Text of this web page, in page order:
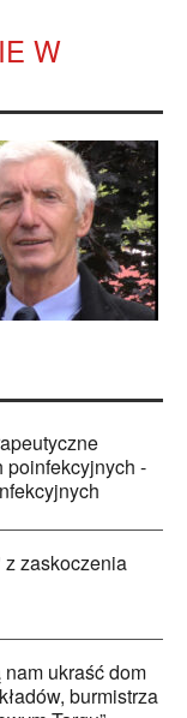
W
poinfekcyjnych -
zaskoczenia
ukraść dom
burmistrza